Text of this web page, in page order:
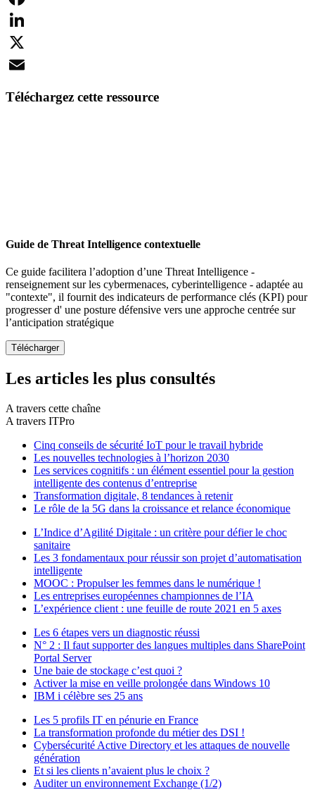
Facebook
LinkedIn
X
Téléchargez cette ressource
Guide de Threat Intelligence contextuelle
Ce guide facilitera l’adoption d’une Threat Intelligence -
renseignement sur les cybermenaces, cyberintelligence - adaptée au
"contexte", il fournit des indicateurs de performance clés (KPI) pour
progresser d' une posture défensive vers une approche centrée sur
l’anticipation stratégique
Les articles les plus consultés
A travers cette chaîne
A travers ITPro
Cinq conseils de sécurité IoT pour le travail hybride
Les nouvelles technologies à l’horizon 2030
Les services cognitifs : un élément essentiel pour la gestion
intelligente des contenus d’entreprise
Transformation digitale, 8 tendances à retenir
Le rôle de la 5G dans la croissance et relance économique
L’Indice d’Agilité Digitale : un critère pour défier le choc
sanitaire
Les 3 fondamentaux pour réussir son projet d’automatisation
intelligente
MOOC : Propulser les femmes dans le numérique !
Les entreprises européennes championnes de l’IA
L’expérience client : une feuille de route 2021 en 5 axes
Les 6 étapes vers un diagnostic réussi
N° 2 : Il faut supporter des langues multiples dans SharePoint
Portal Server
Une baie de stockage c’est quoi ?
Activer la mise en veille prolongée dans Windows 10
IBM i célèbre ses 25 ans
Les 5 profils IT en pénurie en France
La transformation profonde du métier des DSI !
Cybersécurité Active Directory et les attaques de nouvelle
génération
Et si les clients n’avaient plus le choix ?
Auditer un environnement Exchange (1/2)